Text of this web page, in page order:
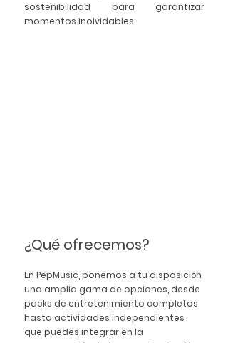
sostenibilidad para garantizar
momentos inolvidables:
¿Qué ofrecemos?
En PepMusic , ponemos a tu disposición
una amplia gama de opciones, desde
packs de entretenimiento completos
hasta actividades independientes
que puedes integrar en la